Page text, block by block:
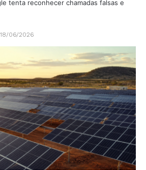
tenta reconhecer chamadas falsas e
18/06/2026